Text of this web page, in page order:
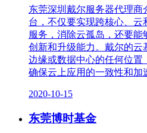
东莞深圳戴尔服务器代理
台，不仅要实现跨核心、
服务，消除云孤岛，还要
创新和升级能力。戴尔的云
边缘或数据中心的任何位置
确保云上应用的一致性和加
2020-10-15
东莞博时基金